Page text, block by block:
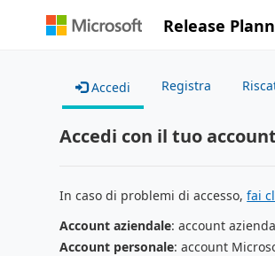
Release
Accedi Registra
Accedi con il tuo account
In caso di problemi di accesso,fai
Account aziendale: account
Account personale: account